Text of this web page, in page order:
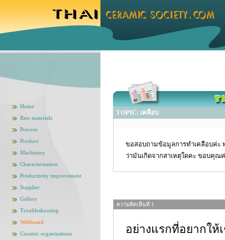
Home
Raw materials
Process
Product
Machinery
Characterization
Productivity improvement
Supplier
Gallery
Troubleshooting
Webboard
Ceramic organizations
TOPIC: เคลือบ
ขอสอบถามข้อมูลการทำเคลือบค่ะ
ว่ามันเกิดจากสาเหตุใดคะ ขอบคุณ
ความคิดเห็นที่ 1
อย่างแรกที่อยากใ